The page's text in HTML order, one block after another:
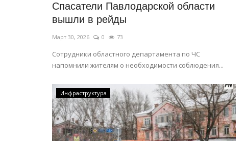
Cпасатели Павлодарской области
вышли в рейды
Март 30, 2026 0 73
Сотрудники областного департамента по ЧС
напомнили жителям о необходимости соблюдения...
Инфраструктура